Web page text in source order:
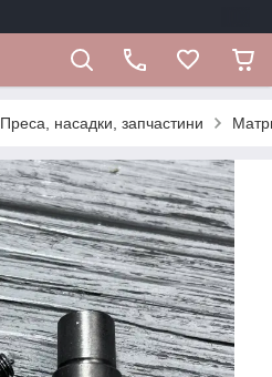
Преса, насадки, запчастини